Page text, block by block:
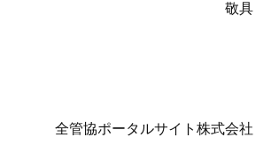
敬具
全管協ポータルサイト株式会社